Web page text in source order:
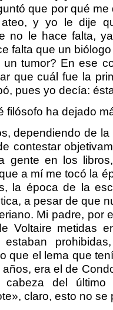
que por qué
y yo le dije
no le hace falta,
falta que un
un tumor? En ese
que cuál fue la
pues yo decía:
ha dejado
dependiendo de la
contestar
gente en los
a mí me tocó la
la época de la
a pesar de que
Mi padre, por
Voltaire metidas
estaban
que el lema que
años, era el de
del
claro, esto no se